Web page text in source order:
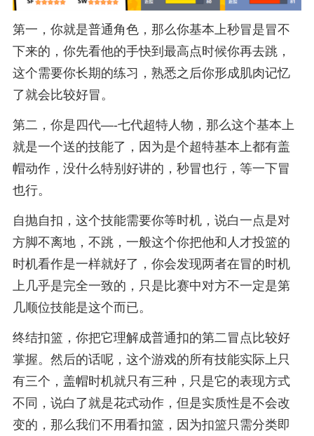
第一，你就是普通角色，那么你基本上秒冒是冒不
下来的，你先看他的手快到最高点时候你再去跳，
这个需要你长期的练习，熟悉之后你形成肌肉记忆
了就会比较好冒。
第二，你是四代—-七代超特人物，那么这个基本上
就是一个送的技能了，因为是个超特基本上都有盖
帽动作，没什么特别好讲的，秒冒也行，等一下冒
也行。
自抛自扣，这个技能需要你等时机，说白一点是对
方脚不离地，不跳，一般这个你把他和人才投篮的
时机看作是一样就好了，你会发现两者在冒的时机
上几乎是完全一致的，只是比赛中对方不一定是第
几顺位技能是这个而已。
终结扣篮，你把它理解成普通扣的第二冒点比较好
掌握。然后的话呢，这个游戏的所有技能实际上只
有三个，盖帽时机就只有三种，只是它的表现方式
不同，说白了就是花式动作，但是实质性是不会改
变的，那么我们不用看扣篮，因为扣篮只需分类即